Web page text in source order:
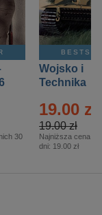
30
Wojsko i
Technika
– 2/2026
19.00 zł
19.00 zł
Najniższa cena z
dni: 19.00 zł